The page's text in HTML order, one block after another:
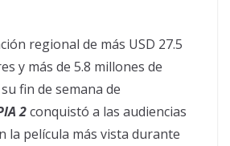
regional de más USD 27.5
y más de 5.8 millones de
fin de semana de
2conquistó a las audiencias
la película más vista durante